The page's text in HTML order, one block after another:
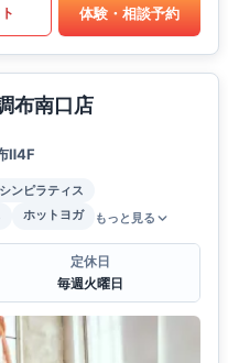
体験・相談予約
布南口店
Ⅱ4F
ンピラティス
ホットヨガ もっと見る
定休日
毎週火曜日